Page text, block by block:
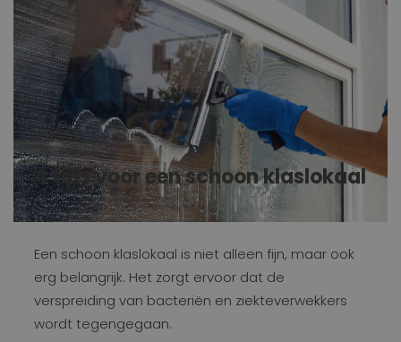
4 tips voor een schoon klaslokaal
Een schoon klaslokaal is niet alleen fijn, maar ook
erg belangrijk. Het zorgt ervoor dat de
verspreiding van bacteriën en ziekteverwekkers
wordt tegengegaan.